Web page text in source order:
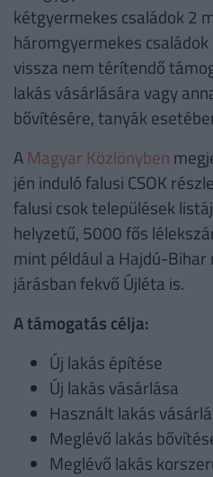
kétgyermekes családok 2
háromgyermekes
vissza nem térítendő
lakás vásárlására vagy
bővítésére, tanyák
A Magyar Közlönyben
jén induló falusi CSOK
falusi csok települések
helyzetű, 5000 fős
mint például a Hajdú-Bihar
járásban fekvő Újléta is.
A támogatás célja:
Új lakás építése
Új lakás vásárlása
Használt lakás
Meglévő lakás
Meglévő lakás